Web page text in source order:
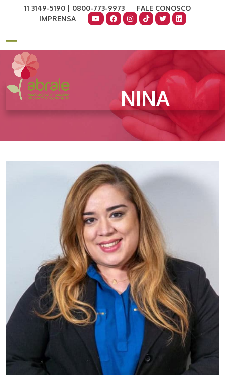
11 3149-5190 | 0800-773-9973
FALE CONOSCO
IMPRENSA
Open
mobile
menu
Close
mobile
menu
NINA